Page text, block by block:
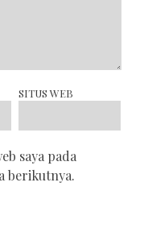
SITUS WEB
saya pada
berikutnya.